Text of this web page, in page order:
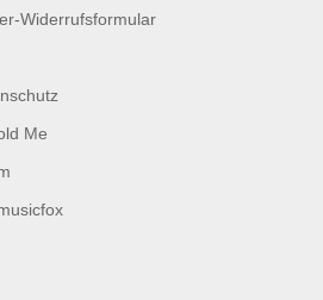
Widerrufsformular
Me